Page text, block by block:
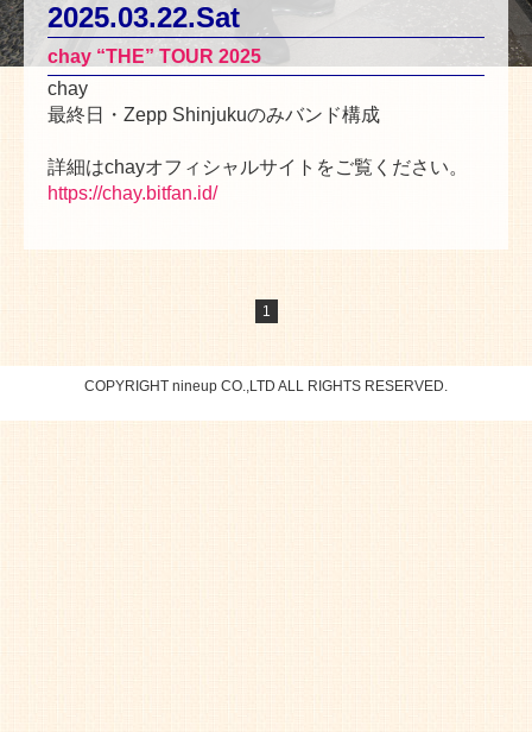
2025.03.22.Sat
chay “THE” TOUR 2025
chay
最終日・Zepp Shinjukuのみバンド構成
詳細はchayオフィシャルサイトをご覧ください。
https://chay.bitfan.id/
1
COPYRIGHT nineup CO.,LTD ALL RIGHTS RESERVED.